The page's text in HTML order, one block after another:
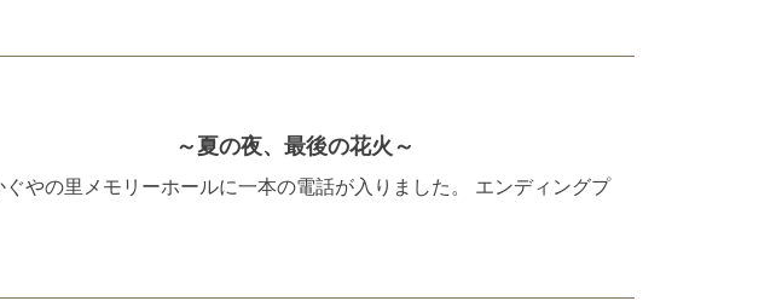
夏の夜、最後の花火～
やの里メモリーホールに一本の電話が入りました。 エンディングプ